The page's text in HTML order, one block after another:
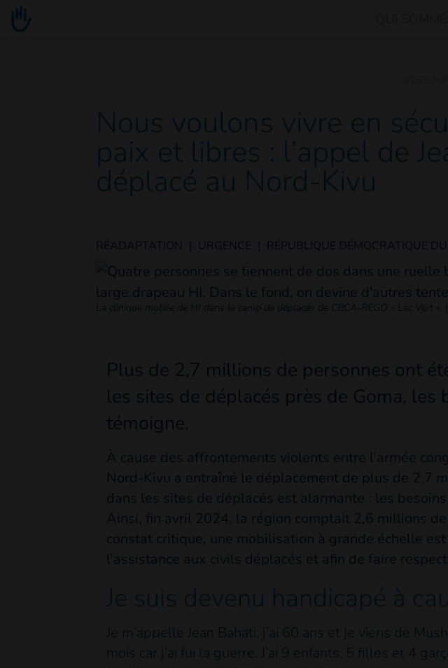
Go to main content
Nous voulons vivre en
paix et libres : l’appel de
déplacé au Nord-Kivu
RÉADAPTATION URGENCE RÉPUBLIQUE DÉMOCRATIQUE
La clinique mobile de HI dans le camp de déplacés de CBCA-REGO « Lac Vert ».
Plus de 2,7 millions de personnes ont
les sites de déplacés près de Goma, les
témoigne.
À cause des affrontements violents entre l’armée
Nord-Kivu a entraîné le déplacement de plus de 2,7
dans les sites de déplacés est alarmante : les
Ainsi, fin avril 2024, la région comptait 2,6 millions
constat critique, une mobilisation à grande échelle
l’assistance aux civils déplacés et afin de faire
Je suis devenu handicapé à
Je m’appelle Jean Bahati, j’ai 60 ans et je viens de
mois car j’ai fui la guerre. J’ai 9 enfants, 5 filles et 4